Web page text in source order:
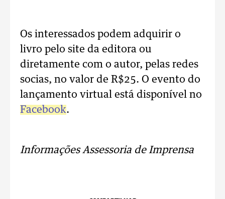
Os interessados podem adquirir o
livro pelo site da editora ou
diretamente com o autor, pelas redes
socias, no valor de R$25. O evento do
lançamento virtual está disponível no
Facebook.
Informações Assessoria de Imprensa